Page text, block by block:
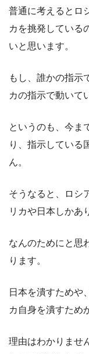
普通に考えるとロ
カを挑発している
いと思います。
もし、誰かの指示
カの指示で動いて
というのも、今ま
り、指示している
ん。
そうなると、ロシ
リカや日本しかあ
なんのためにと思
ります。
日本を潰すためや
カ自身を潰すため
理由はわかりませ